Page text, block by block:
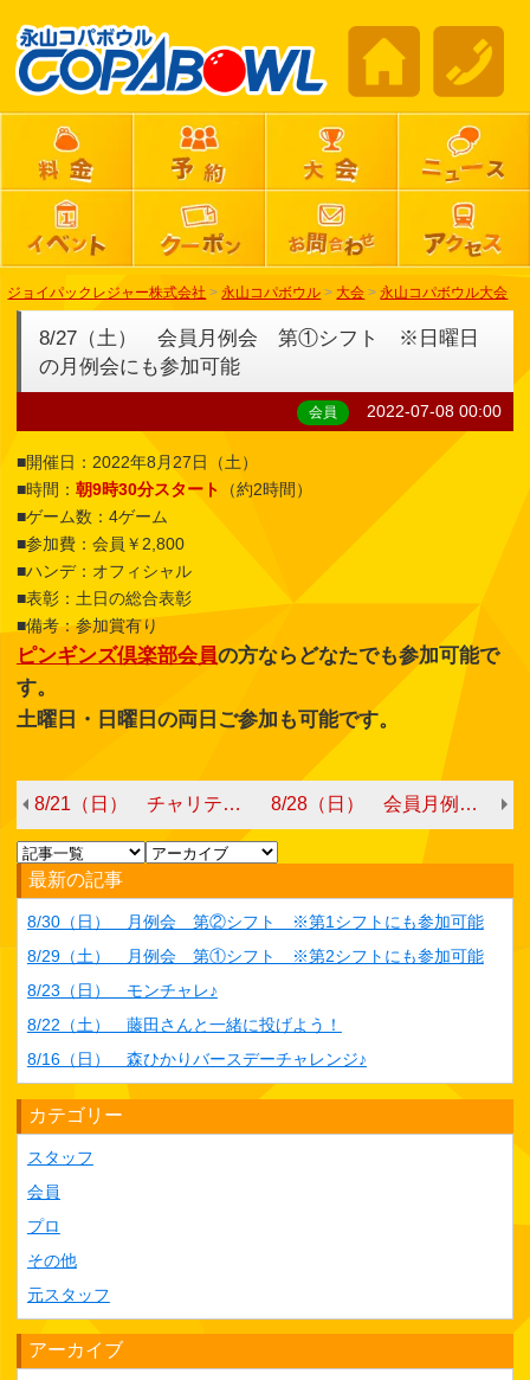
ジョイパックレジャー株式会社 > 永山コパボウル > 大会 > 永山コパボウル大会
8/27（土） 会員月例会 第①シフト ※日曜日
の月例会にも参加可能
会員 2022-07-08 00:00
■開催日：2022年8月27日（土）
■時間： 朝9時30分スタート
（約2時間）
■ゲーム数：4ゲーム
■参加費：会員￥2,800
■ハンデ：オフィシャル
■表彰：土日の総合表彰
■備考：参加賞有り
ピンギンズ倶楽部会員の方ならどなたでも参加可能で
す。
土曜日・日曜日の両日ご参加も可能です。
8/21（日） チャリティーボウリング with今泉プロ・中村スタッフ 8/28（日） 会員月例会 第➁シフト ※土曜日の月例会にも参加可能
最新の記事
8/30（日） 月例会 第②シフト ※第1シフトにも参加可能
8/29（土） 月例会 第①シフト ※第2シフトにも参加可能
8/23（日） モンチャレ♪
8/22（土） 藤田さんと一緒に投げよう！
8/16（日） 森ひかりバースデーチャレンジ♪
カテゴリー
スタッフ
会員
プロ
その他
元スタッフ
アーカイブ